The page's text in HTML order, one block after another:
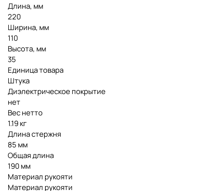
Длина, мм
220
Ширина, мм
110
Высота, мм
35
Единица товара
Штука
Диэлектрическое покрытие
нет
Вес нетто
1.19 кг
Длина стержня
85 мм
Общая длина
190 мм
Материал рукояти
Материал рукояти